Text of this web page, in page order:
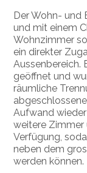
Der Wohn- und
und mit einem
Wohnzimmer
ein direkter
Aussenbereich.
geöffnet und
räumliche
Aufwand
weitere Zimmer
Verfügung,
neben dem
werden können.